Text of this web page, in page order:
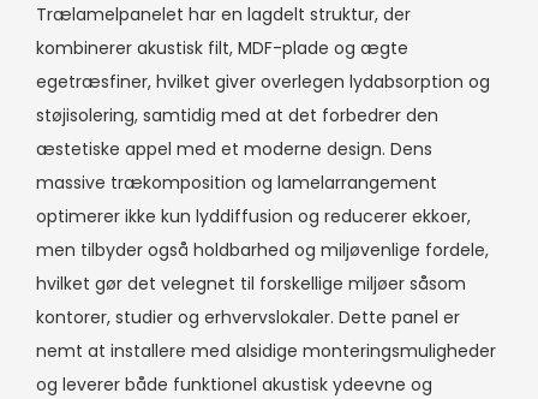
Trælamelpanelet har en lagdelt struktur, der
kombinerer akustisk filt, MDF-plade og ægte
egetræsfiner, hvilket giver overlegen lydabsorption og
støjisolering, samtidig med at det forbedrer den
æstetiske appel med et moderne design. Dens
massive trækomposition og lamelarrangement
optimerer ikke kun lyddiffusion og reducerer ekkoer,
men tilbyder også holdbarhed og miljøvenlige fordele,
hvilket gør det velegnet til forskellige miljøer såsom
kontorer, studier og erhvervslokaler. Dette panel er
nemt at installere med alsidige monteringsmuligheder
og leverer både funktionel akustisk ydeevne og